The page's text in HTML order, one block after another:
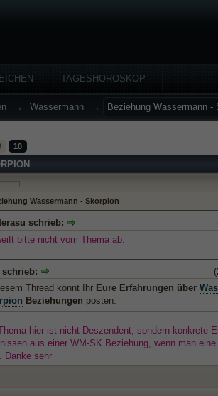
TAGESHOROSKOP
→ Wassermann → Beziehung Wassermann -
10
Wassermann - Skorpion
schrieb:
bitte nicht vom Thema ab:
schrieb:
Thread könnt Ihr Eure Erfahrungen über
Beziehungen posten.
hier ist nicht Deszendent, sondern konkrete
aus einer WM-SK Beziehung, wenn man
Danke sehr